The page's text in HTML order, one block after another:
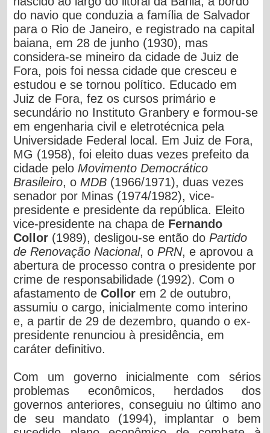
do navio que conduzia a família de Salvador
para o Rio de Janeiro, e registrado na capital
baiana, em 28 de junho (1930), mas
considera-se mineiro da cidade de Juiz de
Fora, pois foi nessa cidade que cresceu e
estudou e se tornou político. Educado em
Juiz de Fora, fez os cursos primário e
secundário no Instituto Granbery e formou-se
em engenharia civil e eletrotécnica pela
Universidade Federal local. Em Juiz de Fora,
MG (1958), foi eleito duas vezes prefeito da
cidade pelo Movimento Democrático
Brasileiro, o MDB (1966/1971), duas vezes
senador por Minas (1974/1982), vice-
presidente e presidente da república. Eleito
vice-presidente na chapa de Fernando
Collor (1989), desligou-se então do Partido
de Renovação Nacional, o PRN, e aprovou a
abertura de processo contra o presidente por
crime de responsabilidade (1992). Com o
afastamento deCollor em 2 de outubro,
assumiu o cargo, inicialmente como interino
e, a partir de 29 de dezembro, quando o ex-
presidente renunciou à presidência, em
caráter definitivo.
Com um governo inicialmente com sérios
problemas econômicos, herdados dos
governos anteriores, conseguiu no último ano
de seu mandato (1994), implantar o bem